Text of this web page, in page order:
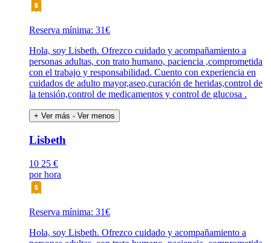
Reserva mínima: 31€
Hola, soy Lisbeth. Ofrezco cuidado y acompañamiento a
personas adultas, con trato humano, paciencia ,comprometida
con el trabajo y responsabilidad. Cuento con experiencia en
cuidados de adulto mayor,aseo,curación de heridas,control de
la tensión,control de medicamentos y control de glucosa .
+ Ver más - Ver menos
Lisbeth
10 25 €
por hora
Reserva mínima: 31€
Hola, soy Lisbeth. Ofrezco cuidado y acompañamiento a